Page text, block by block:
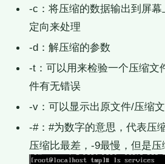
-c：将压缩的数据输出到屏
定向来处理
-d：解压缩的参数
-t：可以用来检验一个压缩文
件有无错误
-v：可以显示出原文件/压缩
-#：#为数字的意思，代表压
压缩比最差，-9最慢，但是